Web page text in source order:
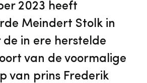
Zuid-Holland
2023 heeft
Meindert Stolk in
de in ere herstelde
van de voormalige
van prins Frederik